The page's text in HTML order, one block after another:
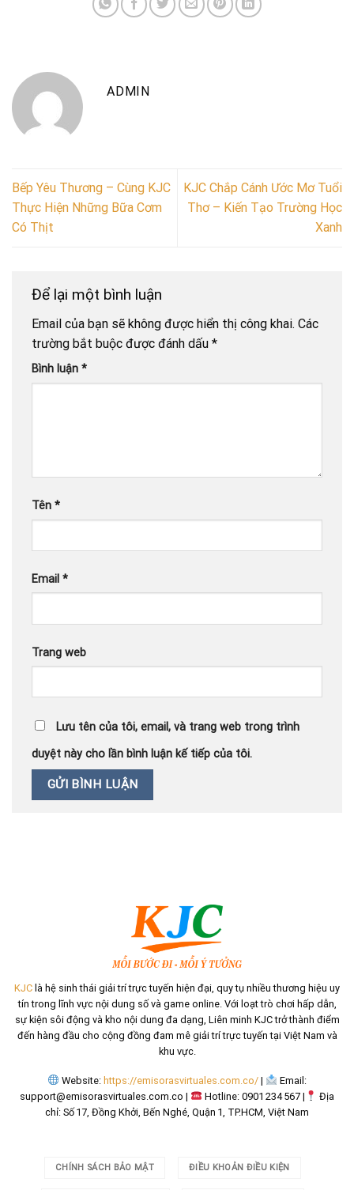
ADMIN
Bếp Yêu Thương – Cùng KJC
Thực Hiện Những Bữa Cơm
Có Thịt
KJC Chắp Cánh Ước Mơ Tuổi
Thơ – Kiến Tạo Trường Học
Xanh
Để lại một bình luận
Email của bạn sẽ không được hiển thị công khai. Các
trường bắt buộc được đánh dấu *
Bình luận *
Tên *
Email *
Trang web
Lưu tên của tôi, email, và trang web trong trình
duyệt này cho lần bình luận kế tiếp của tôi.
KJC là hệ sinh thái giải trí trực tuyến hiện đại, quy tụ nhiều thương hiệu uy
tín trong lĩnh vực nội dung số và game online. Với loạt trò chơi hấp dẫn,
sự kiện sôi động và kho nội dung đa dạng, Liên minh KJC trở thành điểm
đến hàng đầu cho cộng đồng đam mê giải trí trực tuyến tại Việt Nam và
khu vực.
Website: https://emisorasvirtuales.com.co/ |
Email:
support@emisorasvirtuales.com.co | Hotline: 0901 234 567 |
Địa
chỉ: Số 17, Đồng Khởi, Bến Nghé, Quận 1, TP.HCM, Việt Nam
CHÍNH SÁCH BẢO MẬT ĐIỀU KHOẢN ĐIỀU KIỆN